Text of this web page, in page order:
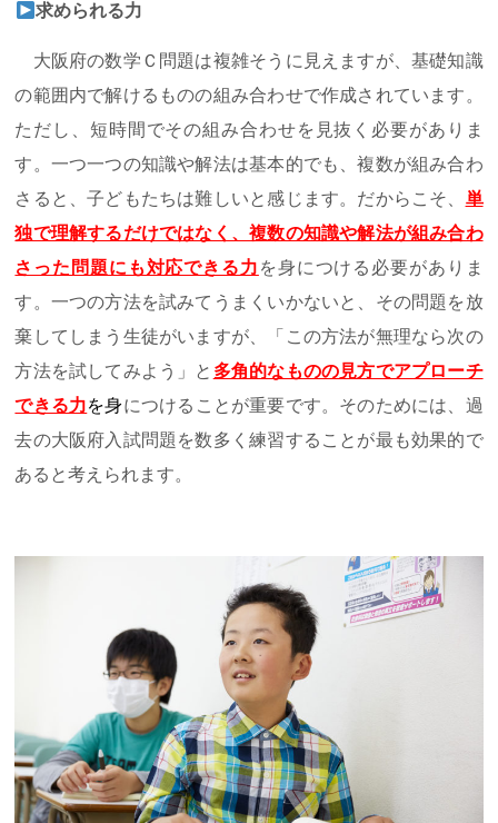
求められる力
大阪府の数学Ｃ問題は複雑そうに見えますが、基礎知識
の範囲内で解けるものの組み合わせで作成されています。
ただし、短時間でその組み合わせを見抜く必要がありま
す。一つ一つの知識や解法は基本的でも、複数が組み合わ
さると、子どもたちは難しいと感じます。だからこそ、 単
独で理解するだけではなく、複数の知識や解法が組み合わ
さった問題にも対応できる力 を身につける必要がありま
す。一つの方法を試みてうまくいかないと、その問題を放
棄してしまう生徒がいますが、「この方法が無理なら次の
方法を試してみよう」と 多角的なものの見方でアプローチ
できる力を身につけることが重要です。そのためには、過
去の大阪府入試問題を数多く練習することが最も効果的で
あると考えられます。